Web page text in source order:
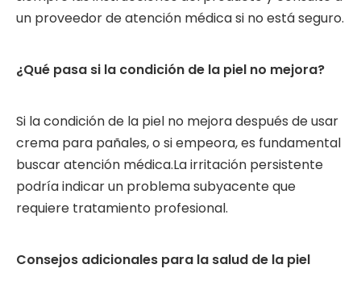
un proveedor de atención médica si no está seguro.
¿Qué pasa si la condición de la piel no mejora?
Si la condición de la piel no mejora después de usar
crema para pañales, o si empeora, es fundamental
buscar atención médica.La irritación persistente
podría indicar un problema subyacente que
requiere tratamiento profesional.
Consejos adicionales para la salud de la piel